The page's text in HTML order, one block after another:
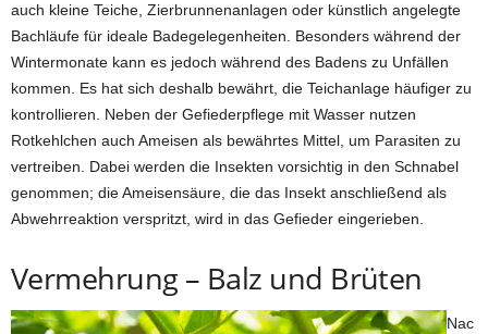
auch kleine Teiche, Zierbrunnenanlagen oder künstlich angelegte
Bachläufe für ideale Badegelegenheiten. Besonders während der
Wintermonate kann es jedoch während des Badens zu Unfällen
kommen. Es hat sich deshalb bewährt, die Teichanlage häufiger zu
kontrollieren. Neben der Gefiederpflege mit Wasser nutzen
Rotkehlchen auch Ameisen als bewährtes Mittel, um Parasiten zu
vertreiben. Dabei werden die Insekten vorsichtig in den Schnabel
genommen; die Ameisensäure, die das Insekt anschließend als
Abwehrreaktion verspritzt, wird in das Gefieder eingerieben.
Vermehrung – Balz und Brüten
Nac